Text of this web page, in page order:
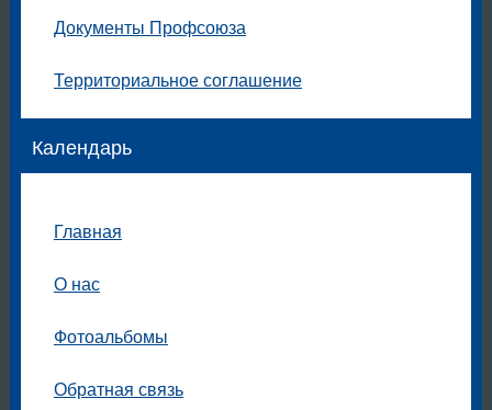
Документы Профсоюза
Территориальное соглашение
Календарь
Главная
О нас
Фотоальбомы
Обратная связь